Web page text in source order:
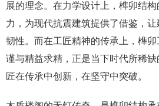
展的理念。在力学设计上，榫卯结
力，为现代抗震建筑提供了借鉴，
韧性。而在工匠精神的传承上，榫
谨与精益求精，正是当下时代所稀
匠在传承中创新，在坚守中突破。